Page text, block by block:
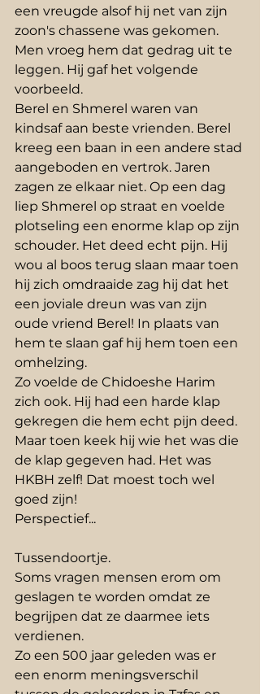
een vreugde alsof hij net van zijn
zoon's chassene was gekomen.
Men vroeg hem dat gedrag uit te
leggen. Hij gaf het volgende
voorbeeld.
Berel en Shmerel waren van
kindsaf aan beste vrienden. Berel
kreeg een baan in een andere stad
aangeboden en vertrok. Jaren
zagen ze elkaar niet. Op een dag
liep Shmerel op straat en voelde
plotseling een enorme klap op zijn
schouder. Het deed echt pijn. Hij
wou al boos terug slaan maar toen
hij zich omdraaide zag hij dat het
een joviale dreun was van zijn
oude vriend Berel! In plaats van
hem te slaan gaf hij hem toen een
omhelzing.
Zo voelde de Chidoeshe Harim
zich ook. Hij had een harde klap
gekregen die hem echt pijn deed.
Maar toen keek hij wie het was die
de klap gegeven had. Het was
HKBH zelf! Dat moest toch wel
goed zijn!
Perspectief...
Tussendoortje.
Soms vragen mensen erom om
geslagen te worden omdat ze
begrijpen dat ze daarmee iets
verdienen.
Zo een 500 jaar geleden was er
een enorm meningsverschil